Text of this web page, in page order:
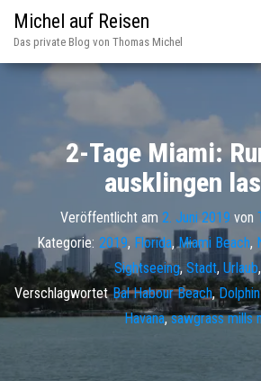
Michel auf Reisen
Das private Blog von Thomas Michel
2-Tage Miami:
ausklingen
Veröffentlicht am 2. Juni 2019 von
Kategorie: 2019, Florida,Miami Beach,
Sightseeing, Stadt, Urlaub,
Verschlagwortet Bal Habour Beach,
Havana,sawgrass mills